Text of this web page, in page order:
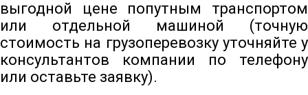
выгодной цене попутным транспортом
или отдельной машиной (точную
стоимость на грузоперевозку уточняйте у
консультантов компании по телефону
или оставьте заявку).